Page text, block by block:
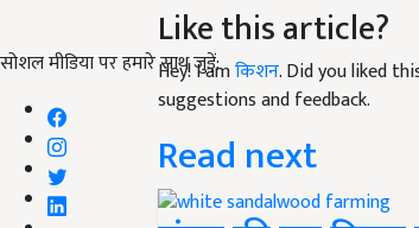
सोशल मीडिया पर हमारे साथ जुड़ें:
Like this article?
Hey! I amकिशन. Did you liked
suggestions and feedback.
Read next